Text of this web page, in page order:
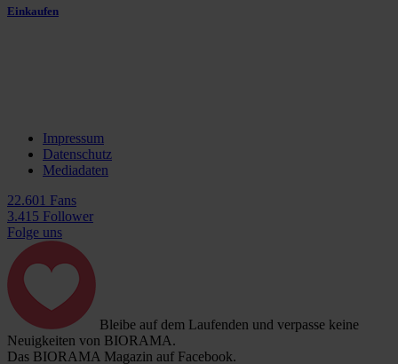
Einkaufen
Impressum
Datenschutz
Mediadaten
22.601 Fans
3.415 Follower
Folge uns
Bleibe auf dem Laufenden und verpasse keine
Neuigkeiten von BIORAMA.
Das BIORAMA Magazin auf Facebook.